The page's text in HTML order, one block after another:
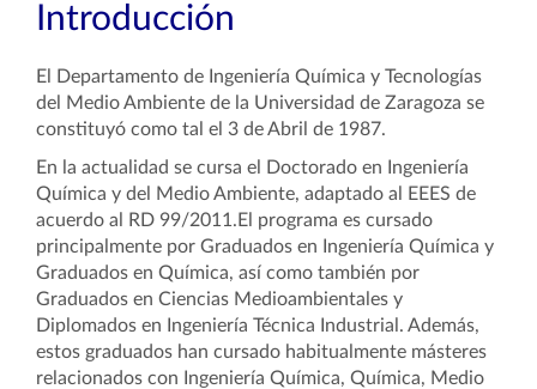
Introducción
El Departamento de Ingeniería Química y Tecnologías
del Medio Ambiente de la Universidad de Zaragoza se
constituyó como tal el 3 de Abril de 1987.
En la actualidad se cursa el Doctorado en Ingeniería
Química y del Medio Ambiente, adaptado al EEES de
acuerdo al RD 99/2011.El programa es cursado
principalmente por Graduados en Ingeniería Química y
Graduados en Química, así como también por
Graduados en Ciencias Medioambientales y
Diplomados en Ingeniería Técnica Industrial. Además,
estos graduados han cursado habitualmente másteres
relacionados con Ingeniería Química, Química, Medio